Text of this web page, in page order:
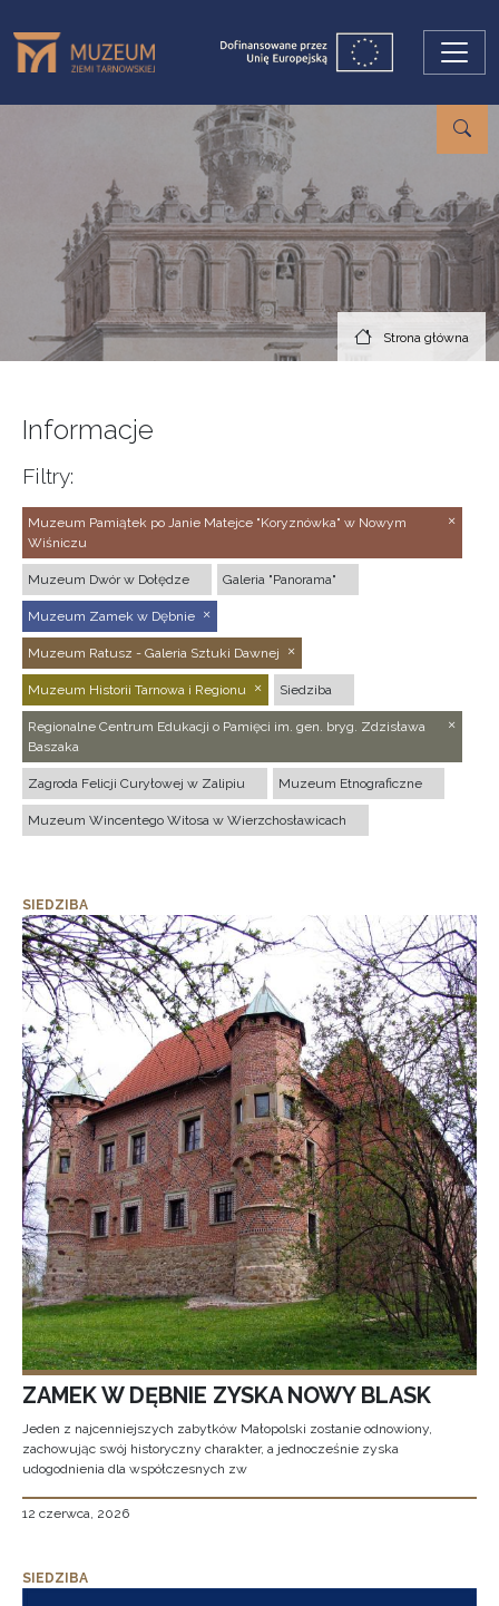
Strona główna
Informacje
Filtry:
Muzeum Pamiątek po Janie Matejce "Koryznówka" w Nowym
Wiśniczu
Muzeum Dwór w Dołędze Galeria "Panorama"
Muzeum Zamek w Dębnie
Muzeum Ratusz - Galeria Sztuki Dawnej
Muzeum Historii Tarnowa i Regionu Siedziba
Regionalne Centrum Edukacji o Pamięci im. gen. bryg. Zdzisława
Baszaka
Zagroda Felicji Curyłowej w Zalipiu Muzeum Etnograficzne
Muzeum Wincentego Witosa w Wierzchosławicach
SIEDZIBA
ZAMEK W DĘBNIE ZYSKA NOWY BLASK
Jeden z najcenniejszych zabytków Małopolski zostanie odnowiony,
zachowując swój historyczny charakter, a jednocześnie zyska
udogodnienia dla współczesnych zw
12 czerwca, 2026
SIEDZIBA